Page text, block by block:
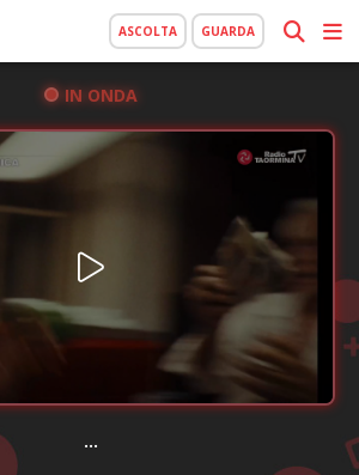
ASCOLTA GUARDA
IN ONDA
...